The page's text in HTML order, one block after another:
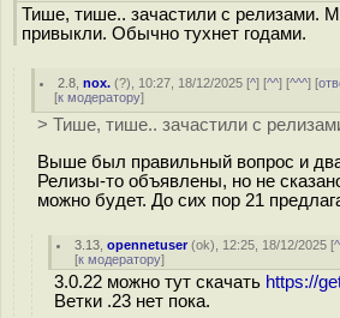
Тише, тише.. зачастили с релизами.
привыкли. Обычно тухнет годами.
2.8 ,nox. (?), 10:27, 18/12/2025 [^] [^^] [^^^] [
[к модератору]
> Тише, тише.. зачастили с
Выше был правильный вопрос и
Релизы-то объявлены, но не
можно будет. До сих пор 21
3.13 ,opennetuser(ok), 12:25, 18/12/2025 [^
[к модератору]
3.0.22 можно тут скачать https://
Ветки .23 нет пока.